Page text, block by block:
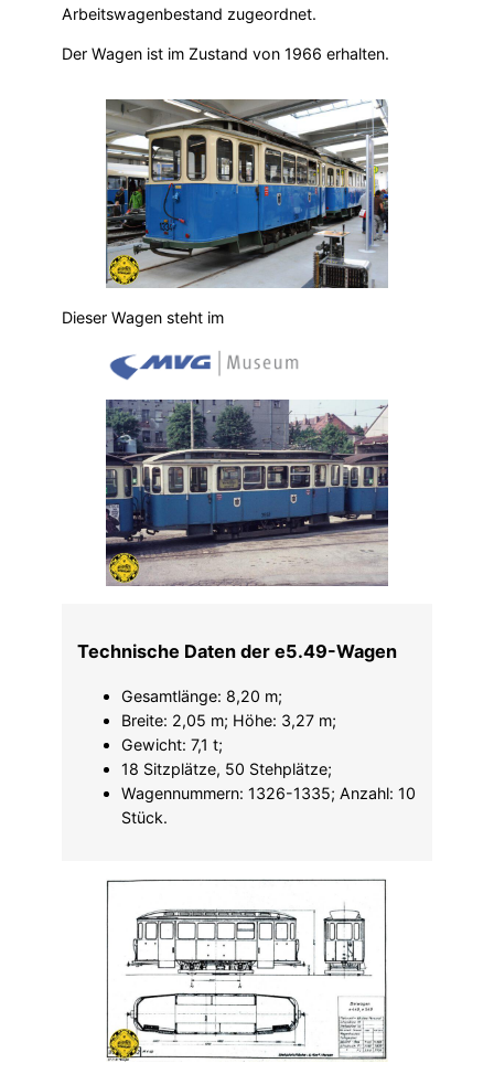
Arbeitswagenbestand zugeordnet.
Der Wagen ist im Zustand von 1966 erhalten.
Dieser Wagen steht im
Technische Daten der e5.49-Wagen
Gesamtlänge: 8,20 m;
Breite: 2,05 m; Höhe: 3,27 m;
Gewicht: 7,1 t;
18 Sitzplätze, 50 Stehplätze;
Wagennummern: 1326-1335; Anzahl: 10
Stück.